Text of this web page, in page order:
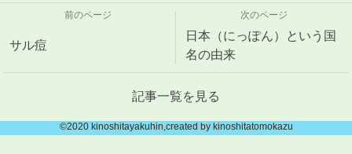
前のページ
サル痘
次のページ
日本（にっぽん）という国
名の由来
記事一覧を見る
©️2020 kinoshitayakuhin,created by kinoshitatomokazu